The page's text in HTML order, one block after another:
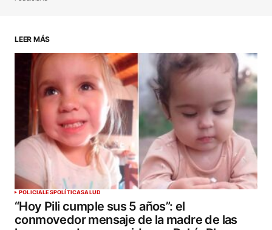
ENVIAR COMENTARIO
LEER MÁS
POLICIALESPOLÍTICASALUD
“Hoy Pili cumple sus 5 años”: el
conmovedor mensaje de la madre de las